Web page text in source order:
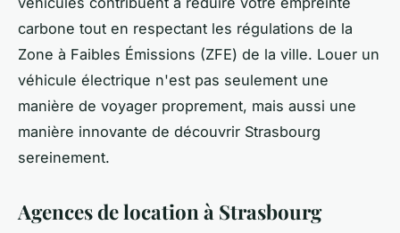
carbone tout en respectant les régulations de la
Zone à Faibles Émissions (ZFE) de la ville. Louer un
véhicule électrique n'est pas seulement une
manière de voyager proprement, mais aussi une
manière innovante de découvrir Strasbourg
sereinement.
Agences de location à Strasbourg